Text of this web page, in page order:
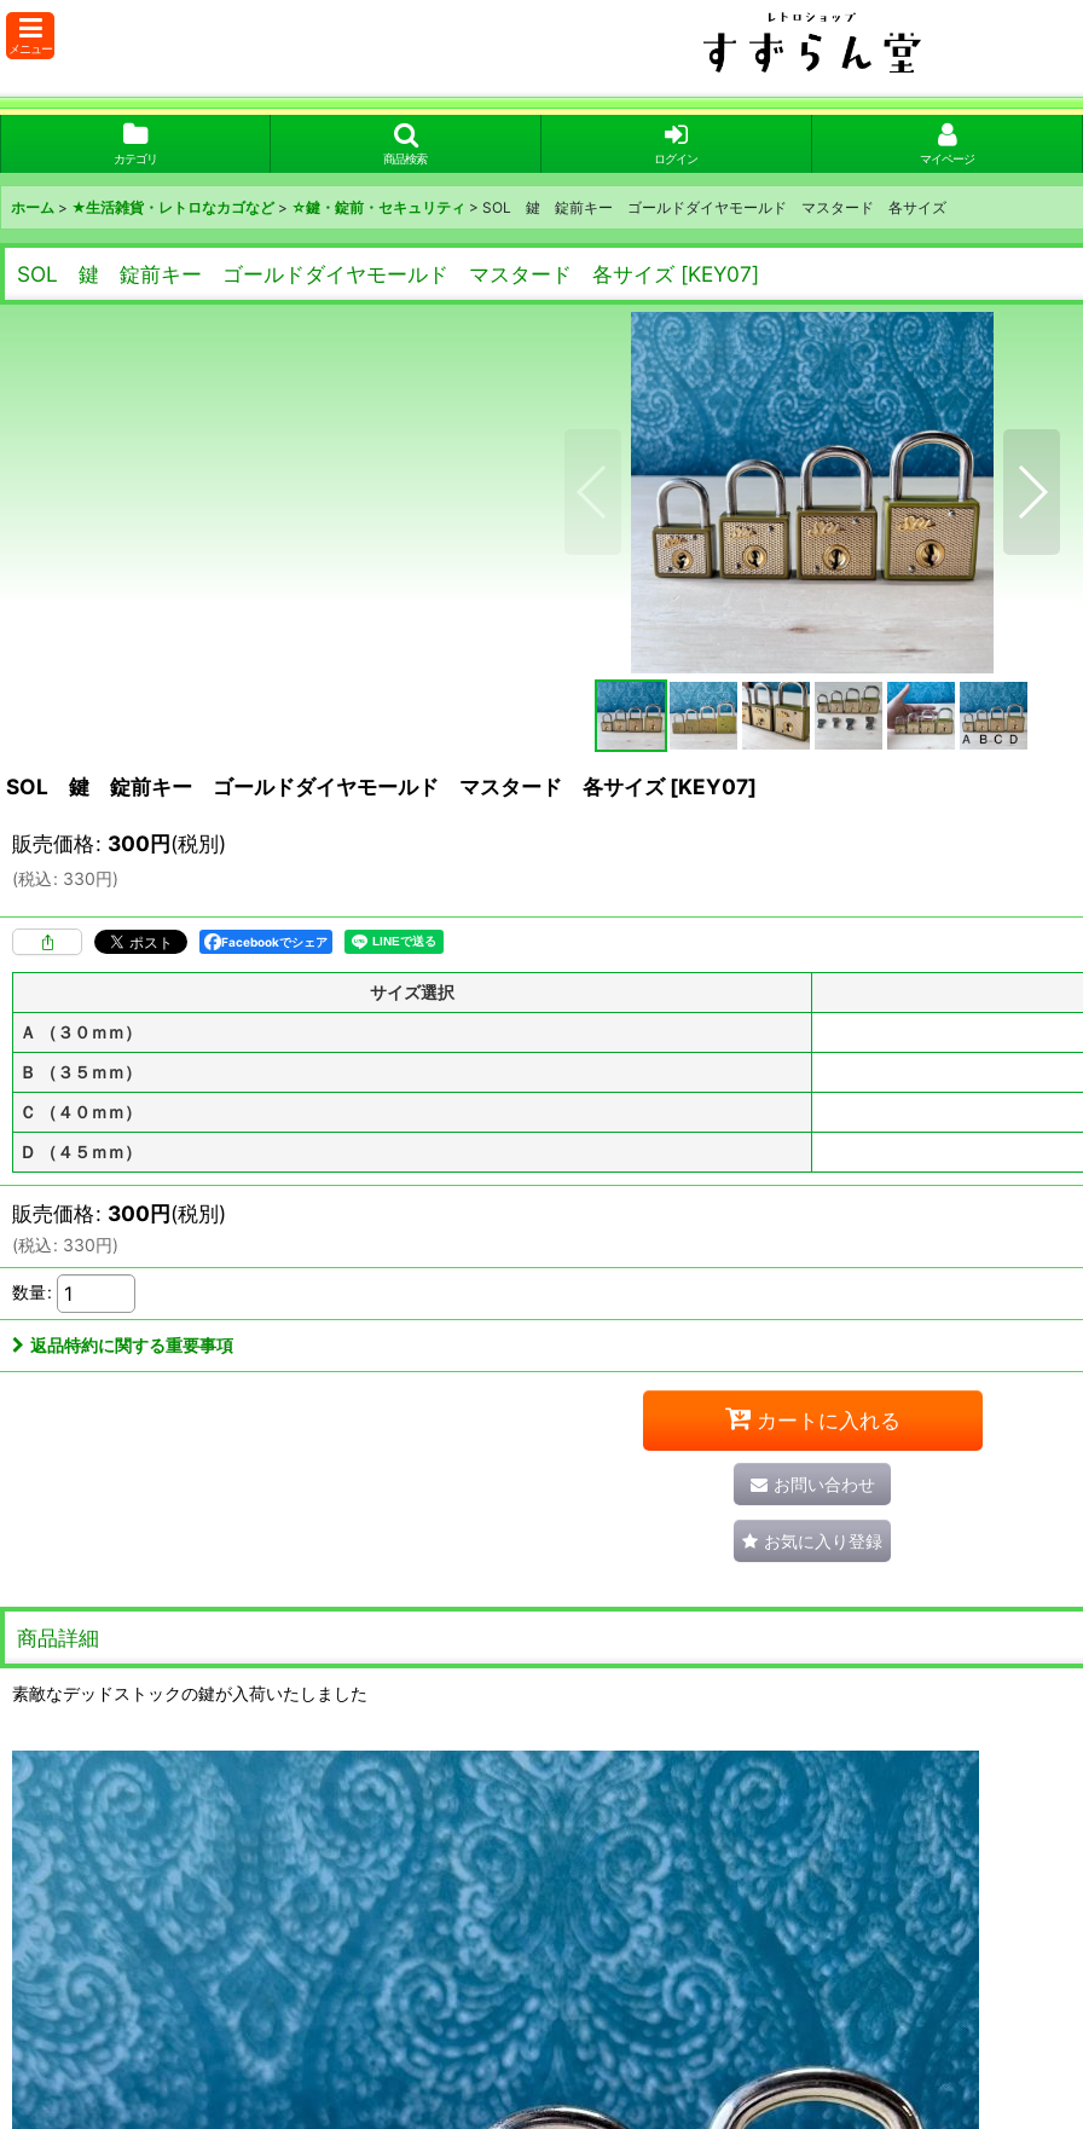
メニュー
カテゴリ 商品検索 ログイン マイページ
ホーム > ★生活雑貨・レトロなカゴなど > ☆鍵・錠前・セキュリティ > SOL 鍵 錠前キー ゴールドダイヤモールド マスタード 各サイズ
SOL 鍵 錠前キー ゴールドダイヤモールド マスタード 各サイズ [KEY07]
SOL 鍵 錠前キー ゴールドダイヤモールド マスタード 各サイズ [KEY07]
販売価格: 300円(税別)
(税込: 330円)
Facebookでシェア
サイズ選択
Ａ （３０ｍｍ）
Ｂ （３５ｍｍ）
Ｃ （４０ｍｍ）
Ｄ （４５ｍｍ）
販売価格: 300円(税別)
(税込: 330円)
数量:
返品特約に関する重要事項
カートに入れる
お問い合わせ
お気に入り登録
商品詳細
素敵なデッドストックの鍵が入荷いたしました